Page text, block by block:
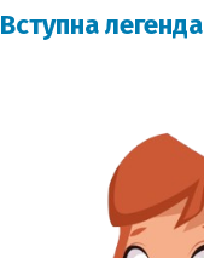
Вступна легенда